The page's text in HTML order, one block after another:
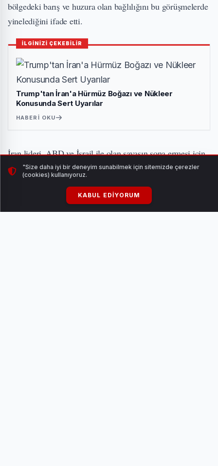
bölgedeki barış ve huzura olan bağlılığını bu görüşmelerde
yinelediğini ifade etti.
İLGİNİZİ ÇEKEBİLİR
Trump'tan İran'a Hürmüz Boğazı ve Nükleer
Konusunda Sert Uyarılar
HABERI OKU
İran lideri, ABD ve İsrail ile olan savaşın sona ermesi için
üç temel şart öne sürdü:
İran'ın meşru haklarının uluslararası alanda kabul
"Size daha iyi bir deneyim sunabilmek için sitemizde çerezler
(cookies) kullanıyoruz.
KABUL EDIYORUM